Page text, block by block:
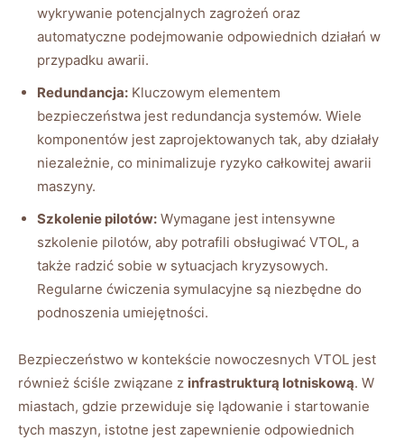
wykrywanie potencjalnych zagrożeń oraz
automatyczne podejmowanie odpowiednich działań​ w
przypadku awarii.
Redundancja: Kluczowym⁣ elementem
⁢bezpieczeństwa jest redundancja systemów.⁤ Wiele
komponentów jest zaprojektowanych tak, aby działały
niezależnie, co minimalizuje​ ryzyko całkowitej awarii
maszyny.
Szkolenie pilotów: Wymagane ​jest intensywne
szkolenie ⁢pilotów,⁣ aby potrafili obsługiwać VTOL, a
także radzić ‍sobie w sytuacjach kryzysowych.
Regularne ćwiczenia symulacyjne ‍są niezbędne‌ do⁢
podnoszenia umiejętności.
Bezpieczeństwo w⁣ kontekście nowoczesnych VTOL​ jest
również ściśle związane z infrastrukturą⁤ lotniskową. W
miastach, ⁣gdzie przewiduje się lądowanie​ i startowanie
‍tych maszyn, istotne jest zapewnienie odpowiednich